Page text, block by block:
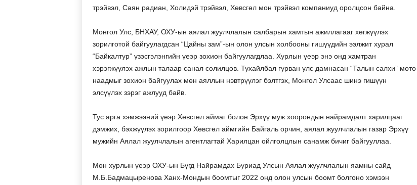
трэйвэл, Саян радиан, Холидэй трэйвэл, Хөвсгөл мон трэйвэл компаниуд оролцсон байна.
Монгол Улс, БНХАУ, ОХУ-ын аялал жуулчлалын салбарын хамтын ажиллагааг хөгжүүлэх
зорилготой байгуулагдсан “Цайны зам”-ын олон улсын холбооны гишүүдийн ээлжит хурал
“Байкалтур” үзэсгэлэнгийн үеэр зохион байгуулагдлаа. Хурлын үеэр энэ онд хамтран
хэрэгжүүлэх ажлын талаар санал солилцов. Тухайлбал гурван улс дамнасан “Талын салхи” мото
наадмыг зохион байгуулах мөн аяллын нэвтрүүлэг бэлтгэх, Монгол Улсаас шинэ гишүүн
элсүүлэх зэрэг ажлууд байв.
Тус арга хэмжээний үеэр Хөвсгөл аймаг болон Эрхүү муж хоорондын найрамдалт харилцааг
дэмжих, бэхжүүлэх зорилгоор Хөвсгөл аймгийн Байгаль орчин, аялал жуулчлалын газар Эрхүү
мужийн Аялал жуулчлалын агентлагтай Харилцан ойлголцлын санамж бичиг байгууллаа.
Мөн хурлын үеэр ОХУ-ын Бүгд Найрамдах Буриад Улсын Аялал жуулчлалын яамны сайд
М.Б.Бадмацыренова Ханх-Мондын боомтыг 2022 онд олон улсын боомт болгоно хэмээн